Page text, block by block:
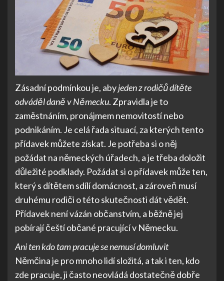
Zásadní podmínkou je, abyjeden z rodičů dítěte
odváděl daně v Německu. Zpravidla je to
zaměstnáním, pronájmem nemovitostí nebo
podnikáním. Je celá řada situací, za kterých tento
přídavek můžete získat. Je potřeba si o něj
požádat na německých úřadech, a je třeba doložit
důležité podklady. Požádat si o přídavek může ten,
který s dítětem sdílí domácnost, a zároveň musí
druhému rodiči o této skutečnosti dát vědět.
Přídavek není vázán občanstvím, a běžně jej
pobírají čeští občané pracující v Německu.
Ani ten kdo tam pracuje se nemusí domluvit
Němčina je pro mnoho lidí složitá, a tak i ten, kdo
zde pracuje, ji často neovládá dostatečně dobře